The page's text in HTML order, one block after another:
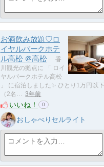
お酒飲み放題♡ロ
イヤルパークホテ
ル高松 ＠高松
香
川観光の拠点に 「 ロイ
ヤルパークホテル高松
」 に宿泊しました✨ ひとり1万円以下
（2名… 3年前
いいね！ 0
おしゃべりセルライト